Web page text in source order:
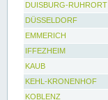
DUISBURG-RUHRORT
DÜSSELDORF
EMMERICH
IFFEZHEIM
KAUB
KEHL-KRONENHOF
KOBLENZ